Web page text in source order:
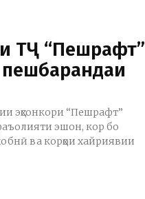
ТҶ “Пешрафт”
эҳсонкори “Пешрафт”
эшон, кор бо
ва корҳои хайриявии